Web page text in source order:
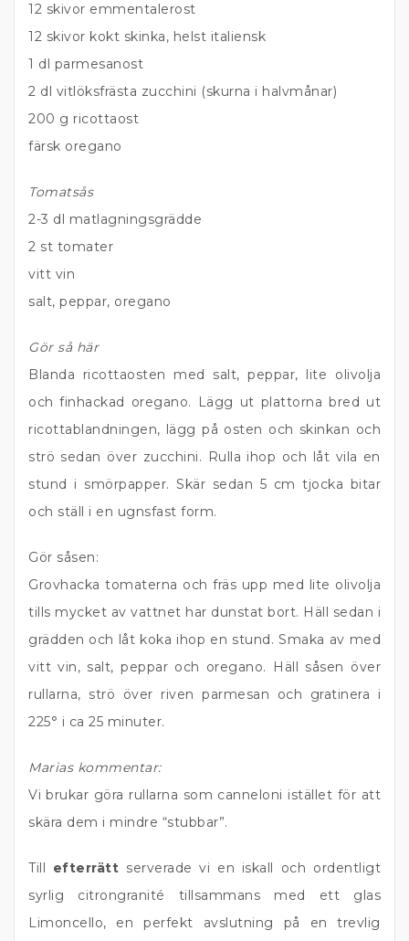
12 skivor emmentalerost
12 skivor kokt skinka, helst italiensk
1 dl parmesanost
2 dl vitlöksfrästa zucchini (skurna i halvmånar)
200 g ricottaost
färsk oregano
Tomatsås
2-3 dl matlagningsgrädde
2 st tomater
vitt vin
salt, peppar, oregano
Gör så här
Blanda ricottaosten med salt, peppar, lite olivolja
och finhackad oregano. Lägg ut plattorna bred ut
ricottablandningen, lägg på osten och skinkan och
strö sedan över zucchini. Rulla ihop och låt vila en
stund i smörpapper. Skär sedan 5 cm tjocka bitar
och ställ i en ugnsfast form.
Gör såsen:
Grovhacka tomaterna och fräs upp med lite olivolja
tills mycket av vattnet har dunstat bort. Häll sedan i
grädden och låt koka ihop en stund. Smaka av med
vitt vin, salt, peppar och oregano. Häll såsen över
rullarna, strö över riven parmesan och gratinera i
225° i ca 25 minuter.
Marias kommentar:
Vi brukar göra rullarna som canneloni istället för att
skära dem i mindre “stubbar”.
Till efterrätt serverade vi en iskall och ordentligt
syrlig citrongranité tillsammans med ett glas
Limoncello, en perfekt avslutning på en trevlig